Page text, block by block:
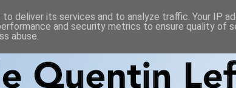
deliver its services and to analyze traffic. Your IP
and security metrics to ensure quality of
abuse.